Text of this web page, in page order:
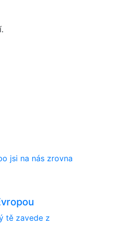
.
jsi na nás zrovna
tě zavede z